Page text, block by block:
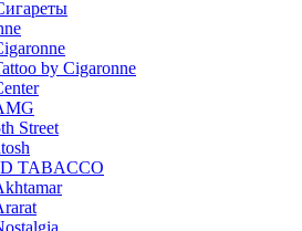
by Cigaronne
Street
TABACCO